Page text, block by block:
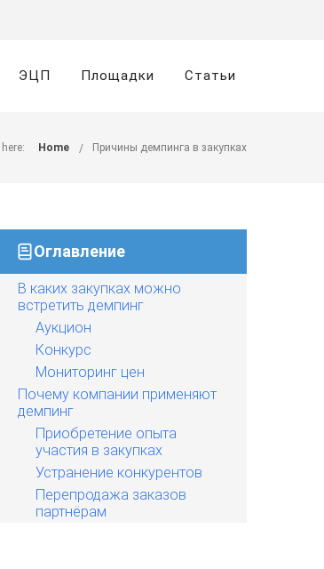
ЭЦП Площадки Статьи
Home Причины демпинга в закупках
Оглавление
В каких закупках можно
встретить демпинг
Аукцион
Конкурс
Мониторинг цен
Почему компании применяют
демпинг
Приобретение опыта
участия в закупках
Устранение конкурентов
Перепродажа заказов
партнёрам